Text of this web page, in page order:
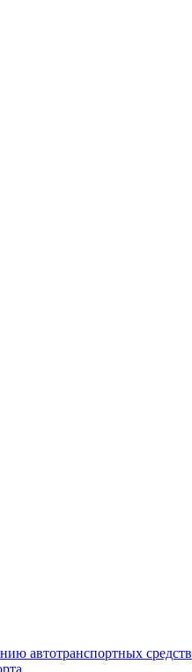
автотранспортных средств